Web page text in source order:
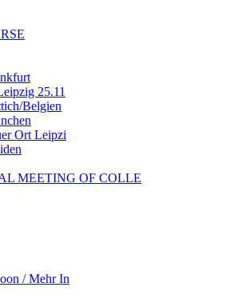
25.11
Belgien
Ort Leipzi
MEETING OF COLLE
/ Mehr In